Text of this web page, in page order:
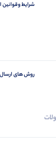
شرایط وقوانین
روش های